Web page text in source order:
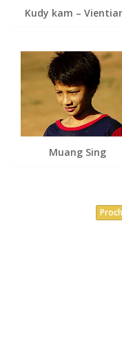
Kudy kam –
Muang Sing